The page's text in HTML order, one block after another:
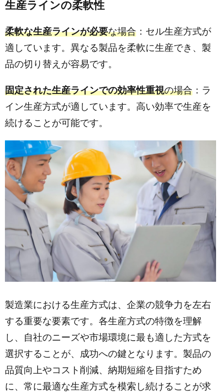
生産ラインの柔軟性
柔軟な生産ラインが必要な場合 ：セル生産方式が
適しています。異なる製品を柔軟に生産でき、製
品の切り替えが容易です。
固定された生産ラインでの効率性重視の場合 ：ラ
イン生産方式が適しています。高い効率で生産を
続けることが可能です。
製造業における生産方式は、企業の競争力を左右
する重要な要素です。各生産方式の特徴を理解
し、自社のニーズや市場環境に最も適した方式を
選択することが、成功への鍵となります。製品の
品質向上やコスト削減、納期短縮を目指すため
に、常に最適な生産方式を模索し続けることが求